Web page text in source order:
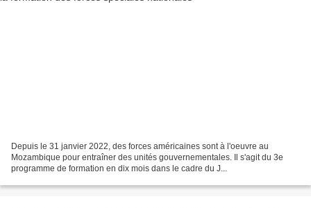
Depuis le 31 janvier 2022, des forces américaines sont à l'oeuvre au
Mozambique pour entraîner des unités gouvernementales. Il s'agit du 3e
programme de formation en dix mois dans le cadre du J...